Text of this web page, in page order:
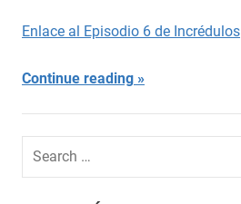
Enlace al Episodio 6 de Incrédulos
Continue reading
Search
for: